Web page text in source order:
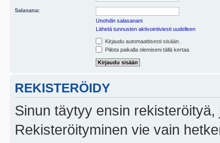
Salasana:
Unohdin salasanani
Lähetä tunnusten aktivointiviesti uudelleen
Kirjaudu automaattisesti sisään.
Piilota paikalla olemiseni tällä kertaa
REKISTERÖIDY
Sinun täytyy ensin
Rekisteröityminen vie vain